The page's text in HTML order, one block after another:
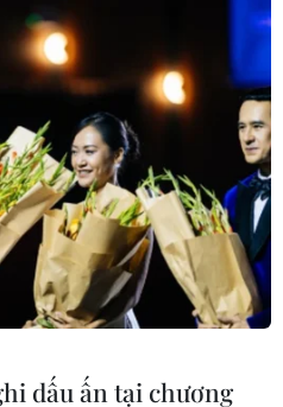
hàng không vũ trụ
gia.
quan đến không gian
(quân sự và dân sự).
chính quyền Tập Cận
lược phát triển tích hợp
chiến lược quốc gia,
ảnh hưởng đối với môi
hàng không vũ trụ.
nghiệp nhà nước
dấu ấn tại chương